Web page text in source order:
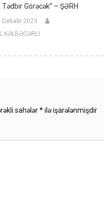
Tədbir Görəcək” – ŞƏRH
Dekabr 2023
KƏLBƏCƏRLİ
sahələr*ilə işarələnmişdir